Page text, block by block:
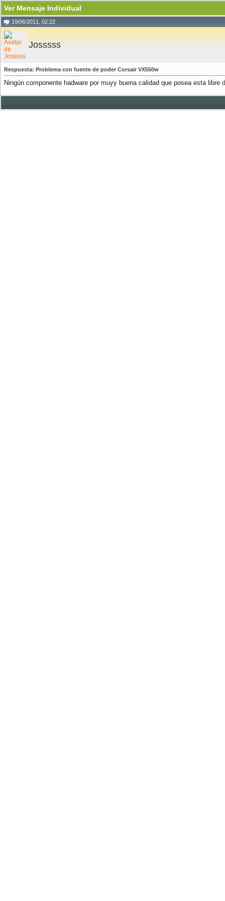
Ver Mensaje Individual
19/06/2011, 02:22
Josssss
Respuesta: Problema con fuente de poder Corsair VX550w
Ningún componente hadware por muyy buena calidad que posea esta